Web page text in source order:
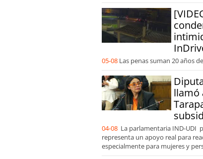
05-08 Las penas suman 20 años
llamó
04-08 La parlamentaria IND-UDI
representa un apoyo real para
especialmente para mujeres y